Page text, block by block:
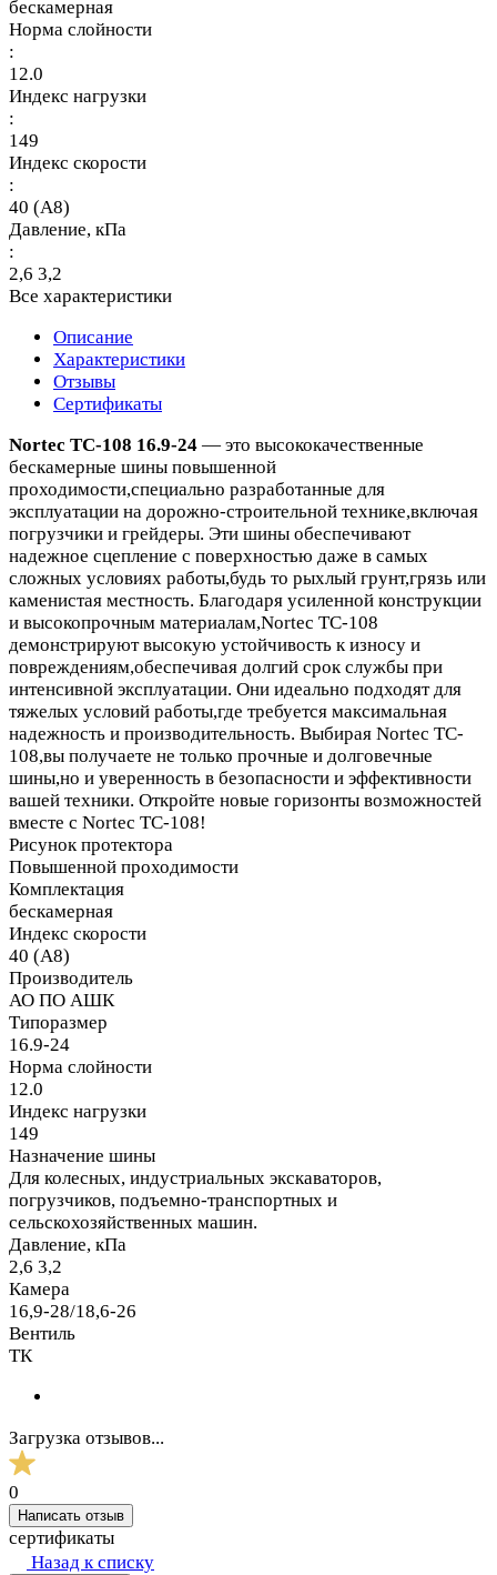
бескамерная
Норма слойности
:
12.0
Индекс нагрузки
:
149
Индекс скорости
:
40 (A8)
Давление, кПа
:
2,6 3,2
Все характеристики
Описание
Характеристики
Отзывы
Сертификаты
Nortec TC-108 16.9-24 — это высококачественные
бескамерные шины повышенной
проходимости,специально разработанные для
эксплуатации на дорожно-строительной технике,включая
погрузчики и грейдеры. Эти шины обеспечивают
надежное сцепление с поверхностью даже в самых
сложных условиях работы,будь то рыхлый грунт,грязь или
каменистая местность. Благодаря усиленной конструкции
и высокопрочным материалам,Nortec TC-108
демонстрируют высокую устойчивость к износу и
повреждениям,обеспечивая долгий срок службы при
интенсивной эксплуатации. Они идеально подходят для
тяжелых условий работы,где требуется максимальная
надежность и производительность. Выбирая Nortec TC-
108,вы получаете не только прочные и долговечные
шины,но и уверенность в безопасности и эффективности
вашей техники. Откройте новые горизонты возможностей
вместе с Nortec TC-108!
Рисунок протектора
Повышенной проходимости
Комплектация
бескамерная
Индекс скорости
40 (A8)
Производитель
АО ПО АШК
Типоразмер
16.9-24
Норма слойности
12.0
Индекс нагрузки
149
Назначение шины
Для колесных, индустриальных экскаваторов,
погрузчиков, подъемно-транспортных и
сельскохозяйственных машин.
Давление, кПа
2,6 3,2
Камера
16,9-28/18,6-26
Вентиль
ТК
Загрузка отзывов...
0
Написать отзыв
сертификаты
Назад к списку